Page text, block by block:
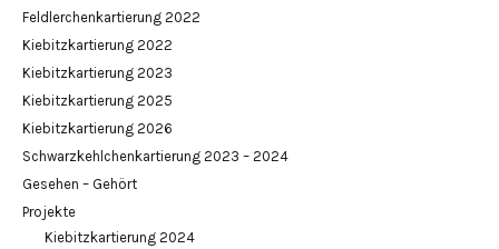
Feldlerchenkartierung 2022
Kiebitzkartierung 2022
Kiebitzkartierung 2023
Kiebitzkartierung 2025
Kiebitzkartierung 2026
Schwarzkehlchenkartierung 2023 – 2024
Gesehen – Gehört
Projekte
Kiebitzkartierung 2024